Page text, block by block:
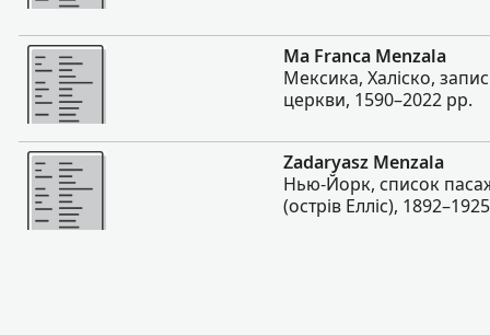
Більше
Ma Franca Menzala
Мексика, Халіско,
церкви, 1590–2022 рр.
Більше
Zadaryasz Menzala
Нью-Йорк, список
(острів Елліс),